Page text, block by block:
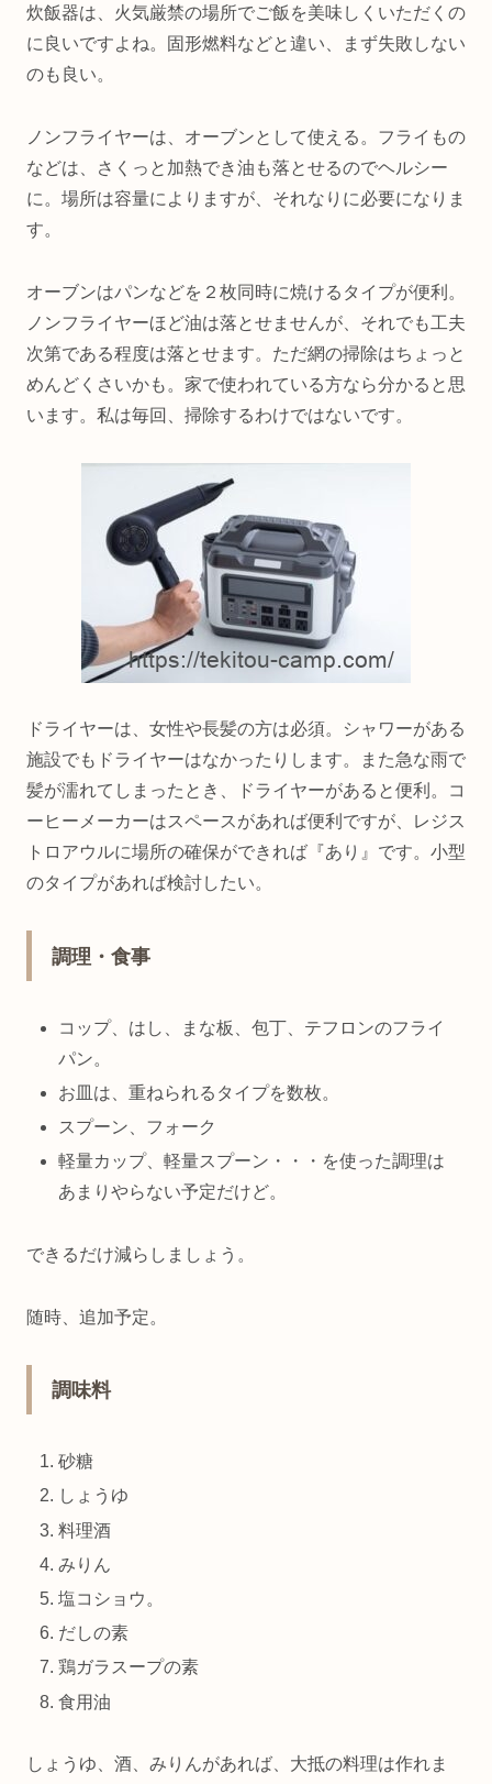
炊飯器は、火気厳禁の場所でご飯を美味しくいただくの
に良いですよね。固形燃料などと違い、まず失敗しない
のも良い。
ノンフライヤーは、オーブンとして使える。フライもの
などは、さくっと加熱でき油も落とせるのでヘルシー
に。場所は容量によりますが、それなりに必要になりま
す。
オーブンはパンなどを２枚同時に焼けるタイプが便利。
ノンフライヤーほど油は落とせませんが、それでも工夫
次第である程度は落とせます。ただ網の掃除はちょっと
めんどくさいかも。家で使われている方なら分かると思
います。私は毎回、掃除するわけではないです。
ドライヤーは、女性や長髪の方は必須。シャワーがある
施設でもドライヤーはなかったりします。また急な雨で
髪が濡れてしまったとき、ドライヤーがあると便利。コ
ーヒーメーカーはスペースがあれば便利ですが、レジス
トロアウルに場所の確保ができれば『あり』です。小型
のタイプがあれば検討したい。
調理・食事
コップ、はし、まな板、包丁、テフロンのフライ
パン。
お皿は、重ねられるタイプを数枚。
スプーン、フォーク
軽量カップ、軽量スプーン・・・を使った調理は
あまりやらない予定だけど。
できるだけ減らしましょう。
随時、追加予定。
調味料
砂糖
しょうゆ
料理酒
みりん
塩コショウ。
だしの素
鶏ガラスープの素
食用油
しょうゆ、酒、みりんがあれば、大抵の料理は作れま